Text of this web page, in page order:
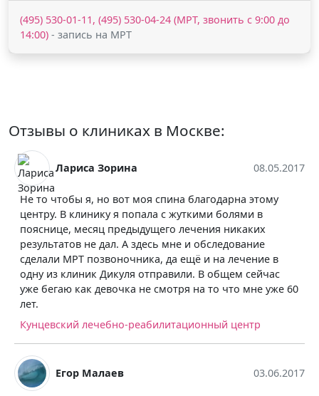
(495) 530-01-11, (495) 530-04-24 (МРТ, звонить с 9:00 до
14:00) - запись на МРТ
Отзывы о клиниках в Москве:
Лариса Зорина 08.05.2017
Не то чтобы я, но вот моя спина благодарна этому
центру. В клинику я попала с жуткими болями в
пояснице, месяц предыдущего лечения никаких
результатов не дал. А здесь мне и обследование
сделали МРТ позвоночника, да ещё и на лечение в
одну из клиник Дикуля отправили. В общем сейчас
уже бегаю как девочка не смотря на то что мне уже 60
лет.
Кунцевский лечебно-реабилитационный центр
Егор Малаев 03.06.2017